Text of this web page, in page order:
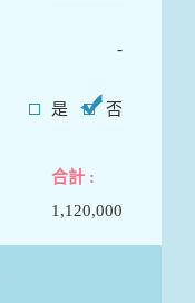
-
是 否
1,120,000